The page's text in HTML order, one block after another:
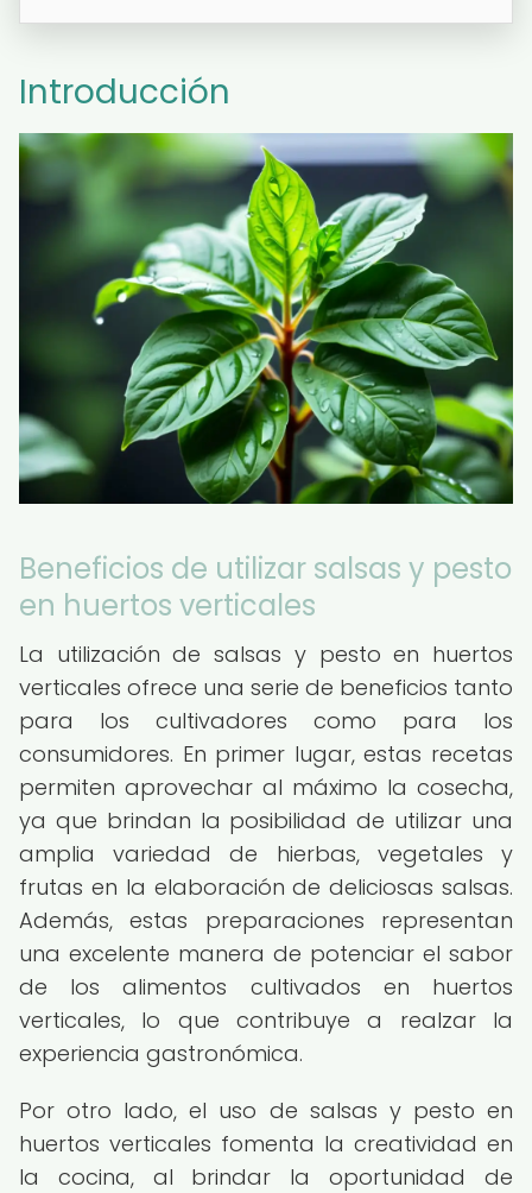
Introducción
Beneficios de utilizar salsas y pesto
en huertos verticales
La utilización de salsas y pesto en huertos
verticales ofrece una serie de beneficios tanto
para los cultivadores como para los
consumidores. En primer lugar, estas recetas
permiten aprovechar al máximo la cosecha,
ya que brindan la posibilidad de utilizar una
amplia variedad de hierbas, vegetales y
frutas en la elaboración de deliciosas salsas.
Además, estas preparaciones representan
una excelente manera de potenciar el sabor
de los alimentos cultivados en huertos
verticales, lo que contribuye a realzar la
experiencia gastronómica.
Por otro lado, el uso de salsas y pesto en
huertos verticales fomenta la creatividad en
la cocina, al brindar la oportunidad de